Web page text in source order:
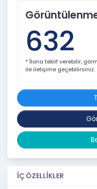
632
* İlana teklif verebilir,
ile iletişime geçebilirsiniz.
İÇ ÖZELLİKLER